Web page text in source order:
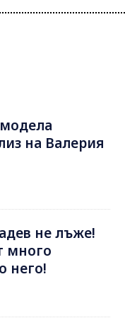
на Валерия
не лъже!
много
него!